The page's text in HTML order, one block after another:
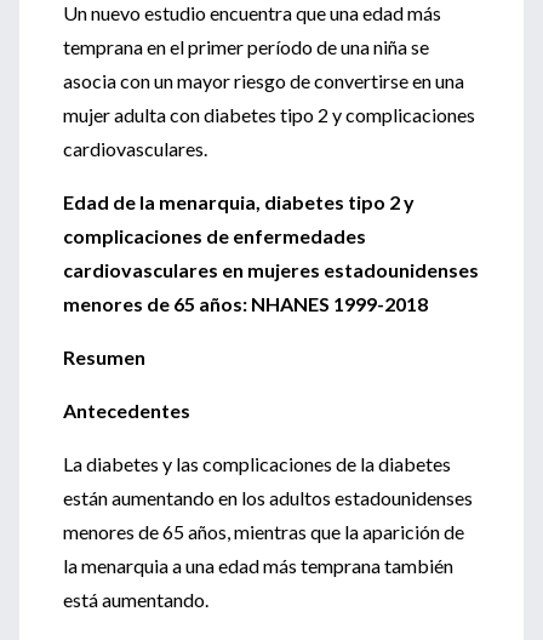
Un nuevo estudio encuentra que una edad más
temprana en el primer período de una niña se
asocia con un mayor riesgo de convertirse en una
mujer adulta con diabetes tipo 2 y complicaciones
cardiovasculares.
Edad de la menarquia, diabetes tipo 2 y
complicaciones de enfermedades
cardiovasculares en mujeres estadounidenses
menores de 65 años: NHANES 1999-2018
Resumen
Antecedentes
La diabetes y las complicaciones de la diabetes
están aumentando en los adultos estadounidenses
menores de 65 años, mientras que la aparición de
la menarquia a una edad más temprana también
está aumentando.